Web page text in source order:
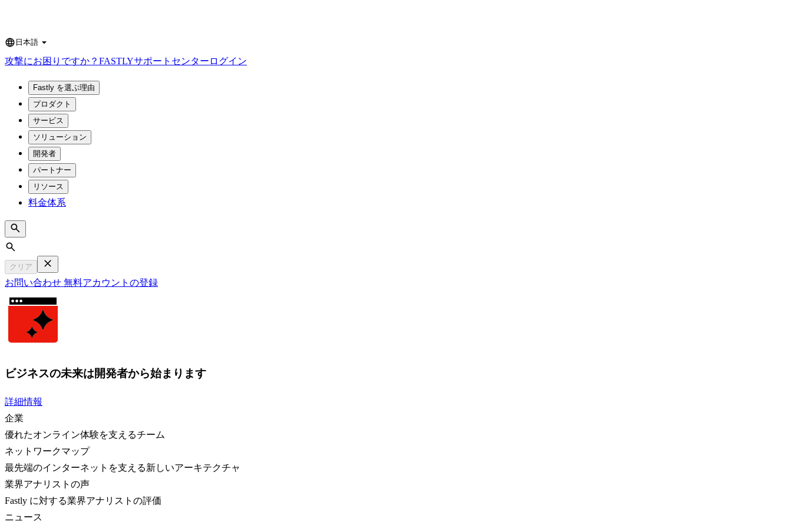
Language
日本語
攻撃にお困りですか？ FASTLYサポートセンター ログイン
Fastly を選ぶ理由
プロダクト
サービス
ソリューション
開発者
パートナー
リソース
料金体系
Search
クリア
お問い合わせ 無料アカウントの登録
ビジネスの未来は開発者から始まります
詳細情報
企業
優れたオンライン体験を支えるチーム
ネットワークマップ
最先端のインターネットを支える新しいアーキテクチャ
業界アナリストの声
Fastly に対する業界アナリストの評価
ニュース